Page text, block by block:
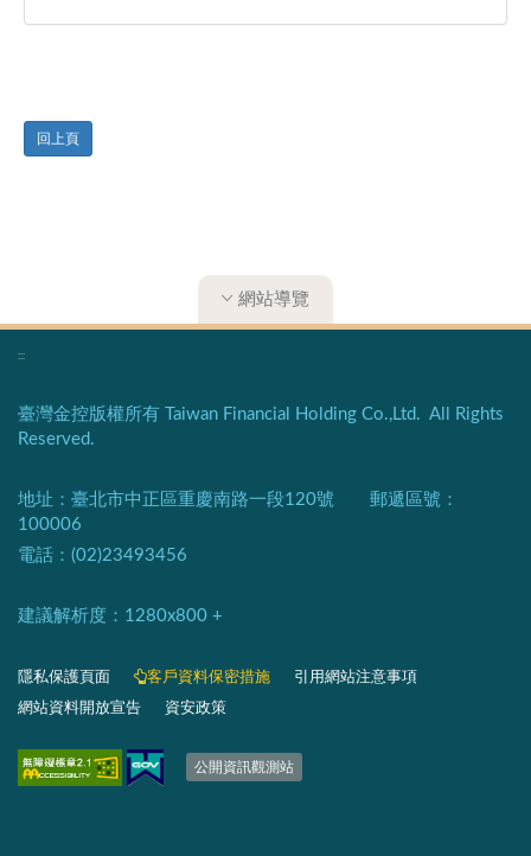
回上頁
網站導覽
:::
臺灣金控版權所有 Taiwan Financial Holding Co.,Ltd. All Rights
Reserved.
地址：臺北市中正區重慶南路一段120號 郵遞區號：
100006
電話：(02)23493456
建議解析度：1280x800 +​
隱私保護頁面​ 客戶資料保密措施
引用網站注意事項
網站資料開放宣告
資安政策
公開資訊觀測站